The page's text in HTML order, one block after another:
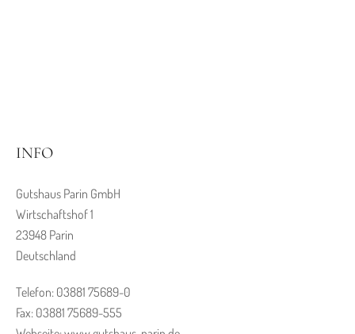
INFO
Gutshaus Parin GmbH
Wirtschaftshof 1
23948 Parin
Deutschland
Telefon: 03881 75689-0
Fax: 03881 75689-555